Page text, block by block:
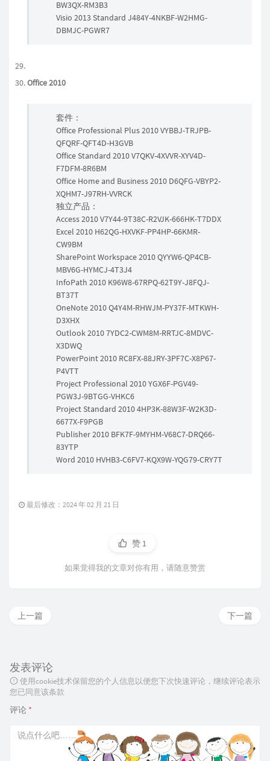
BW3QX-RM3B3
Visio 2013 Standard J484Y-4NKBF-W2HMG-
DBMJC-PGWR7
Office 2010
套件：
Office Professional Plus 2010 VYBBJ-TRJPB-
QFQRF-QFT4D-H3GVB
Office Standard 2010 V7QKV-4XVVR-XYV4D-
F7DFM-8R6BM
Office Home and Business 2010 D6QFG-VBYP2-
XQHM7-J97RH-VVRCK
独立产品：
Access 2010 V7Y44-9T38C-R2VJK-666HK-T7DDX
Excel 2010 H62QG-HXVKF-PP4HP-66KMR-
CW9BM
SharePoint Workspace 2010 QYYW6-QP4CB-
MBV6G-HYMCJ-4T3J4
InfoPath 2010 K96W8-67RPQ-62T9Y-J8FQJ-
BT37T
OneNote 2010 Q4Y4M-RHWJM-PY37F-MTKWH-
D3XHX
Outlook 2010 7YDC2-CWM8M-RRTJC-8MDVC-
X3DWQ
PowerPoint 2010 RC8FX-88JRY-3PF7C-X8P67-
P4VTT
Project Professional 2010 YGX6F-PGV49-
PGW3J-9BTGG-VHKC6
Project Standard 2010 4HP3K-88W3F-W2K3D-
6677X-F9PGB
Publisher 2010 BFK7F-9MYHM-V68C7-DRQ66-
83YTP
Word 2010 HVHB3-C6FV7-KQX9W-YQG79-CRY7T
最后修改：2024 年 02 月 21 日
赞 1
如果觉得我的文章对你有用，请随意赞赏
下一篇
上一篇
发表评论
使用cookie技术保留您的个人信息以便您下次快速评论，继续评论表示
您已同意该条款
评论 *